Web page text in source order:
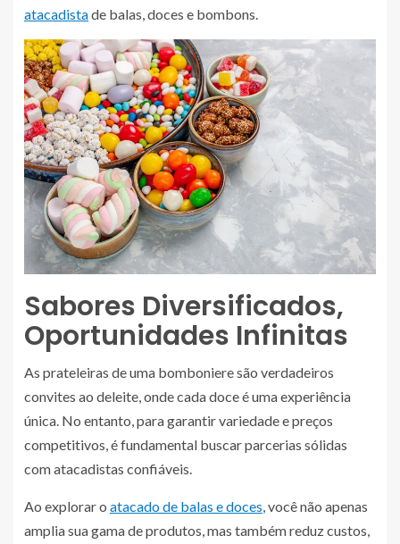
atacadistade balas, doces e bombons.
Sabores Diversificados,
Oportunidades Infinitas
As prateleiras de uma bomboniere são verdadeiros
convites ao deleite, onde cada doce é uma experiência
única. No entanto, para garantir variedade e preços
competitivos, é fundamental buscar parcerias sólidas
com atacadistas confiáveis.
Ao explorar o atacado de balas e doces, você não apenas
amplia sua gama de produtos, mas também reduz custos,